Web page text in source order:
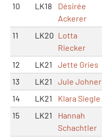
10
LK18
Désirée
Ackerer
11 LK20 Lotta
Riecker
12 LK21 Jette Gries
13
LK21 Jule Johner
14
LK21 Klara Siegle
15
LK21
Hannah
Schachtler